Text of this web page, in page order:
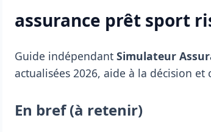
assurance prêt sport
Guide indépendant Simulateur
actualisées 2026, aide à la décision
En bref (à retenir)